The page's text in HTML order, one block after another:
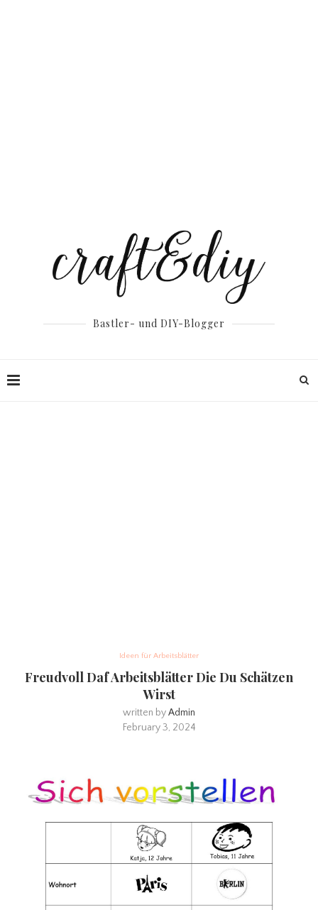
Bastler- und DIY-Blogger
Ideen für Arbeitsblätter
Freudvoll Daf Arbeitsblätter Die Du Schätzen
Wirst
written byAdmin
February 3, 2024